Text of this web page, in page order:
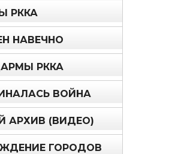
РККА
НАВЕЧНО
РККА
ВОЙНА
АРХИВ (ВИДЕО)
ГОРОДОВ